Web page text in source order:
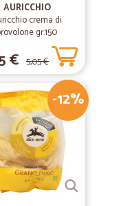
AURICCHIO
crema di
gr.150
€ 5,05 €
-12%